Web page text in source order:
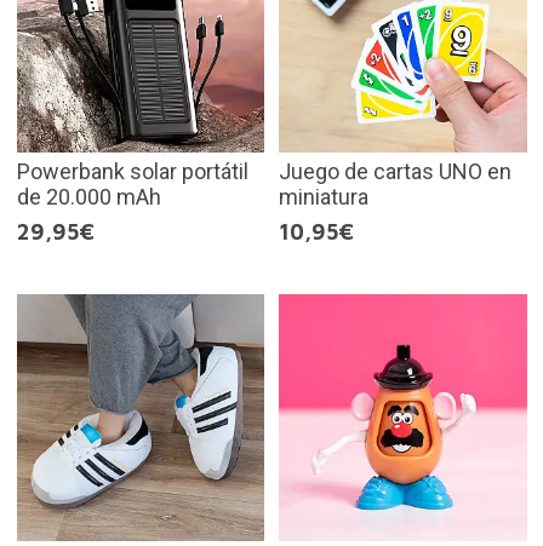
Powerbank solar portátil
de 20.000 mAh
29,95€
Juego de cartas UNO en
miniatura
10,95€